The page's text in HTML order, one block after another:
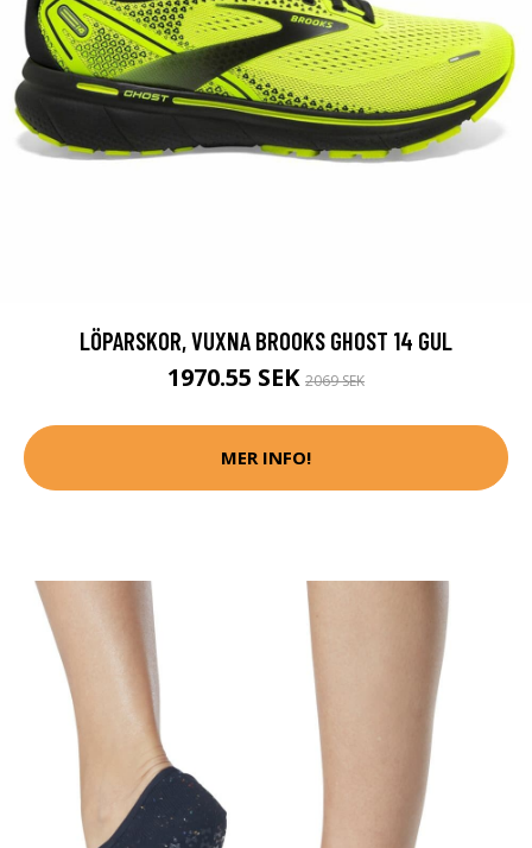
LÖPARSKOR, VUXNA BROOKS GHOST 14 GUL
1970.55 SEK 2069 SEK
MER INFO!